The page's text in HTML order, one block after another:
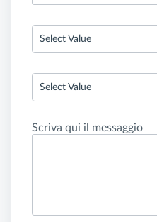
Select Value
Select Value
Scriva qui il messaggio